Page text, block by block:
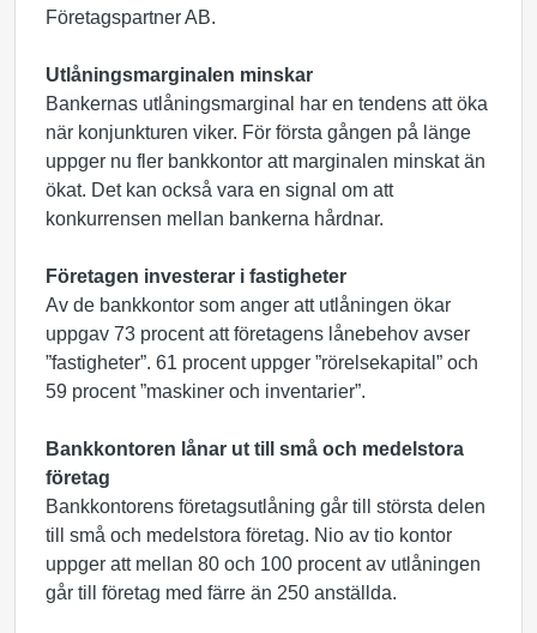
Företagspartner AB.
Utlåningsmarginalen minskar
Bankernas utlåningsmarginal har en tendens att öka
när konjunkturen viker. För första gången på länge
uppger nu fler bankkontor att marginalen minskat än
ökat. Det kan också vara en signal om att
konkurrensen mellan bankerna hårdnar.
Företagen investerar i fastigheter
Av de bankkontor som anger att utlåningen ökar
uppgav 73 procent att företagens lånebehov avser
”fastigheter”. 61 procent uppger ”rörelsekapital” och
59 procent ”maskiner och inventarier”.
Bankkontoren lånar ut till små och medelstora
företag
Bankkontorens företagsutlåning går till största delen
till små och medelstora företag. Nio av tio kontor
uppger att mellan 80 och 100 procent av utlåningen
går till företag med färre än 250 anställda.